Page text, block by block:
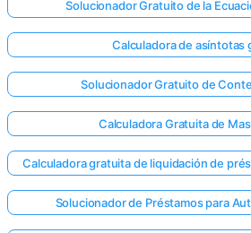
primera
Solucionador Gratuito de la
Calculadora de asíntotas
Solucionador Gratuito de
Calculadora Gratuita de
Calculadora gratuita de liquidación de
Solucionador de Préstamos para